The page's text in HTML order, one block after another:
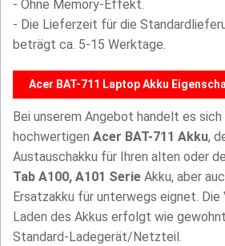
- Ohne Memory-Effekt.
- Die Lieferzeit für die
beträgt ca. 5-15 Werktage.
Acer BAT-711 Laptop Akku
Bei unserem Angebot handelt es sich
hochwertigen Acer BAT-711 Akku,
Austauschakku für Ihren alten oder
Tab A100, A101 Serie Akku, aber
Ersatzakku für unterwegs eignet. Die
Laden des Akkus erfolgt wie
Standard-Ladegerät/Netzteil.